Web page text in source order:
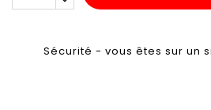
Sécurité - vous êtes sur un